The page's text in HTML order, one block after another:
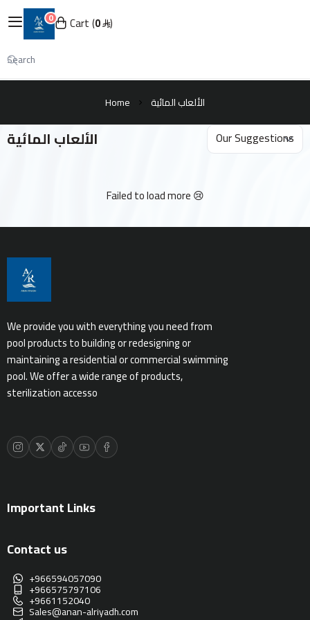
عنان الرياضEnglish
الرئيسية
جميع المنتجات
المعدات
المعقمات
ادوات النظافة
الالعاب المائية
المقالات
خدماتنا
0 Cart 0
Home الألعاب المائية
الألعاب المائية
Failed to load more 😢
We provide you with everything you need from
pool products to building or redesigning or
maintaining a residential or commercial swimming
pool. We offer a wide range of products,
sterilization accesso
Important Links
Contact us
+966594057090
+966575797106
+9661152040
Sales@anan-alriyadh.com